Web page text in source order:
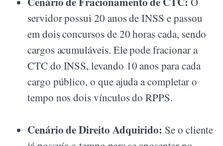
servidor possui 20 anos de INSS e passou
em dois concursos de 20 horas cada, sendo
cargos acumuláveis. Ele pode fracionar a
CTC do INSS, levando 10 anos para cada
cargo público, o que ajuda a completar o
tempo nos dois vínculos do RPPS.
Cenário de Direito Adquirido: Se o cliente